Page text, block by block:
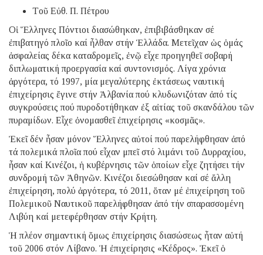
Tοῦ Εὐθ. Π. Πέτρου
Οἱ Ἕλληνες Πόντιοι διασώθηκαν, ἐπιβιβάσθηκαν σέ
ἐπιβατηγό πλοῖο καί ἦλθαν στήν Ἑλλάδα. Μετεῖχαν ὡς ὁμάς
ἀσφαλείας δέκα καταδρομεῖς, ἐνῷ εἶχε προηγηθεῖ σοβαρή
διπλωματική προεργασία καί συντονισμός. Λίγα χρόνια
ἀργότερα, τό 1997, μία μεγαλύτερης ἐκτάσεως ναυτική
ἐπιχείρησις ἔγινε στήν Ἀλβανία πού κλυδωνιζόταν ἀπό τίς
συγκρούσεις πού πυροδοτήθηκαν ἐξ αἰτίας τοῦ σκανδάλου τῶν
πυραμίδων. Εἶχε ὀνομασθεῖ ἐπιχείρησις «κοσμᾶς».
Ἐκεῖ δέν ἦσαν μόνον Ἕλληνες αὐτοί πού παρελήφθησαν ἀπό
τά πολεμικά πλοῖα πού εἶχαν μπεῖ στό λιμάνι τοῦ Δυρραχίου,
ἦσαν καί Κινέζοι, ἡ κυβέρνησις τῶν ὁποίων εἶχε ζητήσει τήν
συνδρομή τῶν Ἀθηνῶν. Κινέζοι διεσώθησαν καί σέ ἄλλη
ἐπιχείρηση, πολύ ἀργότερα, τό 2011, ὅταν μέ ἐπιχείρηση τοῦ
Πολεμικοῦ Ναυτικοῦ παρελήφθησαν ἀπό τήν σπαρασσομένη
Λιβύη καί μετεφέρθησαν στήν Κρήτη.
Ἡ πλέον σημαντική ὅμως ἐπιχείρησις διασώσεως ἦταν αὐτή
τοῦ 2006 στόν Λίβανο. Ἡ ἐπιχείρησις «Κέδρος». Ἐκεῖ ὁ